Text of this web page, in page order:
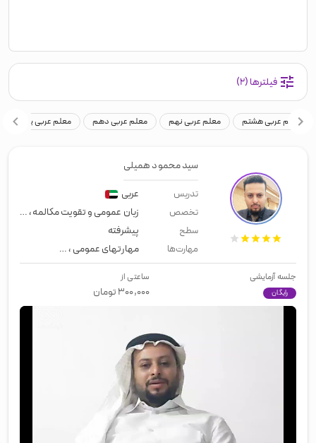
فیلترها(۲)
معلم عربی هشتم معلم عربی نهم معلم عربی دهم معلم عربی یازدهم
سید محمود همیلی
تدریس عربی
تخصص زبان عمومی و تقویت مکالمه،زبان
سطح پیشرفته
مهارت‌ها مهارتهای عمومی،زبان عمومی
جلسه آزمایشی
رایگان
ساعتی از
۳۰۰,۰۰۰تومان
00:00 /01:25